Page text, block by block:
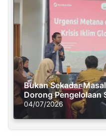
Bukan Sekadar
Dorong Pengelolaan
Solusi Krisis Iklim
04/07/2026